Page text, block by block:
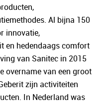
Al bijna 150
innovatie,
en hedendaags comfort
van Sanitec in 2015
overname van een groot
zijn activiteiten
In Nederland was